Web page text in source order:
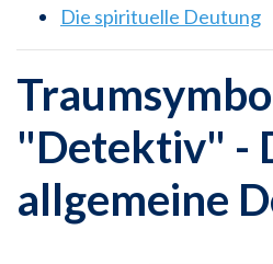
Die spirituelle Deutung
"Detektiv" -
allgemeine